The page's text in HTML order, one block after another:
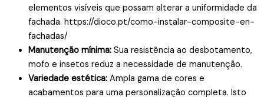
elementos visíveis que possam alterar a uniformidade da
fachada. https://dioco.pt/como-instalar-composite-en-
fachadas/
Manutenção mínima: Sua resistência ao desbotamento,
mofo e insetos reduz a necessidade de manutenção.
Variedade estética: Ampla gama de cores e
acabamentos para uma personalização completa. Isto